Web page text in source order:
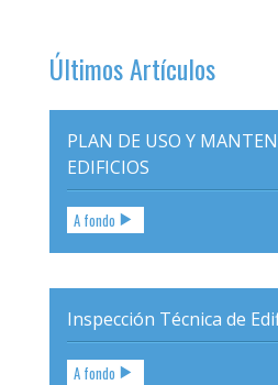
Últimos Artículos
PLAN DE USO Y
EDIFICIOS
A fondo
Inspección Técnica de
A fondo